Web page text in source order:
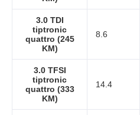
3.0 TDI
tiptronic
quattro (245
KM)
8.6
3.0 TFSI
tiptronic
quattro (333
KM)
14.4